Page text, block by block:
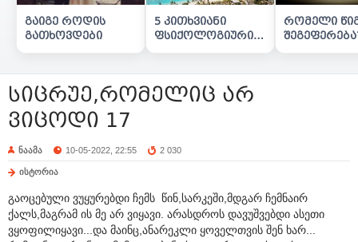
გაიგე როდის
გათხოვდები
5 კითხვიანი
ფსიქოლოგიური
რომელი
სიცრუე,რომელიც არ
ვიცოდი 17
ნაამა 10-05-2022, 22:55 2 030
ისტორია
გაოცებული ვუყურებდი ჩემს წინ,სარკეში,მდგარ ჩემნაირ
ქალს,მაგრამ ის მე არ ვიყავი. არასდროს დავუშვებდი ასეთი
ვყოფილიყავი...და მაინც,ანარეკლი ყოველთვის შენ ხარ...